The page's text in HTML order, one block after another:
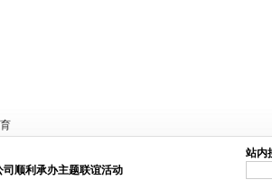
顺利承办主题联谊活动
站内